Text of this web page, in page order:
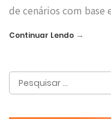
de cenários com base
Continuar Lendo →